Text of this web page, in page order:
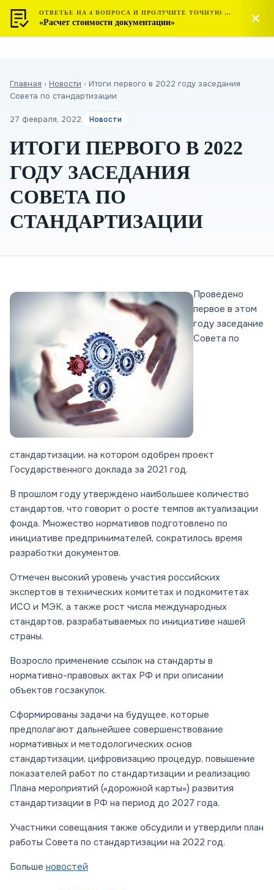
МОСТЕСТ
ЦЕНТР СЕРТИФИКАЦИИ
Главная › Новости › Итоги первого в 2022 году заседания
Совета по стандартизации
27 февраля, 2022 Новости
ИТОГИ ПЕРВОГО В 2022
ГОДУ ЗАСЕДАНИЯ
СОВЕТА ПО
СТАНДАРТИЗАЦИИ
Проведено
первое в этом
году заседание
Совета по
стандартизации, на котором одобрен проект
Государственного доклада за 2021 год.
В прошлом году утверждено наибольшее количество
стандартов, что говорит о росте темпов актуализации
фонда. Множество нормативов подготовлено по
инициативе предпринимателей, сократилось время
разработки документов.
Отмечен высокий уровень участия российских
экспертов в технических комитетах и подкомитетах
ИСО и МЭК, а также рост числа международных
стандартов, разрабатываемых по инициативе нашей
страны.
Возросло применение ссылок на стандарты в
нормативно-правовых актах РФ и при описании
объектов госзакупок.
Сформированы задачи на будущее, которые
предполагают дальнейшее совершенствование
нормативных и методологических основ
стандартизации, цифровизацию процедур, повышение
показателей работ по стандартизации и реализацию
Плана мероприятий («дорожной карты») развития
стандартизации в РФ на период до 2027 года.
Участники совещания также обсудили и утвердили план
работы Совета по стандартизации на 2022 год.
Больше новостей
ОТВЕТЬЕ НА 4 ВОПРОСА И ПРОЛУЧИТЕ ТОЧНУЮ СТОИМОСТЬ
«Расчет стоимости документации»